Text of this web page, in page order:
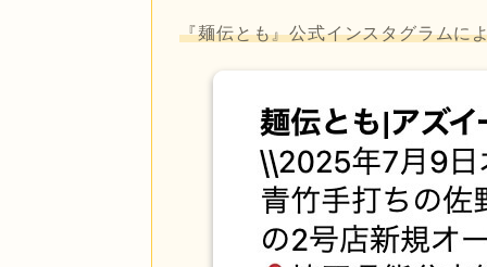
『麺伝とも』公式インスタグラムに